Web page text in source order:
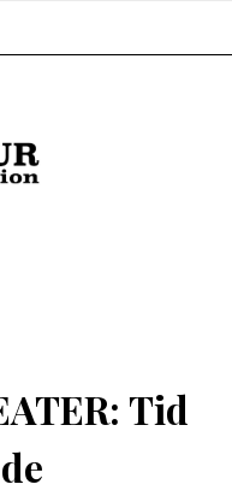
Tid